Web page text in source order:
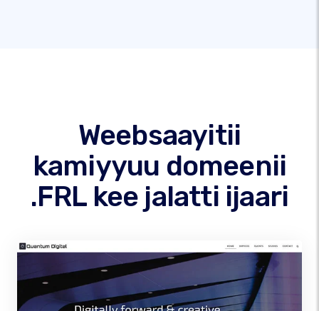
Weebsaayitii
kamiyyuu domeenii
.FRL kee jalatti ijaari